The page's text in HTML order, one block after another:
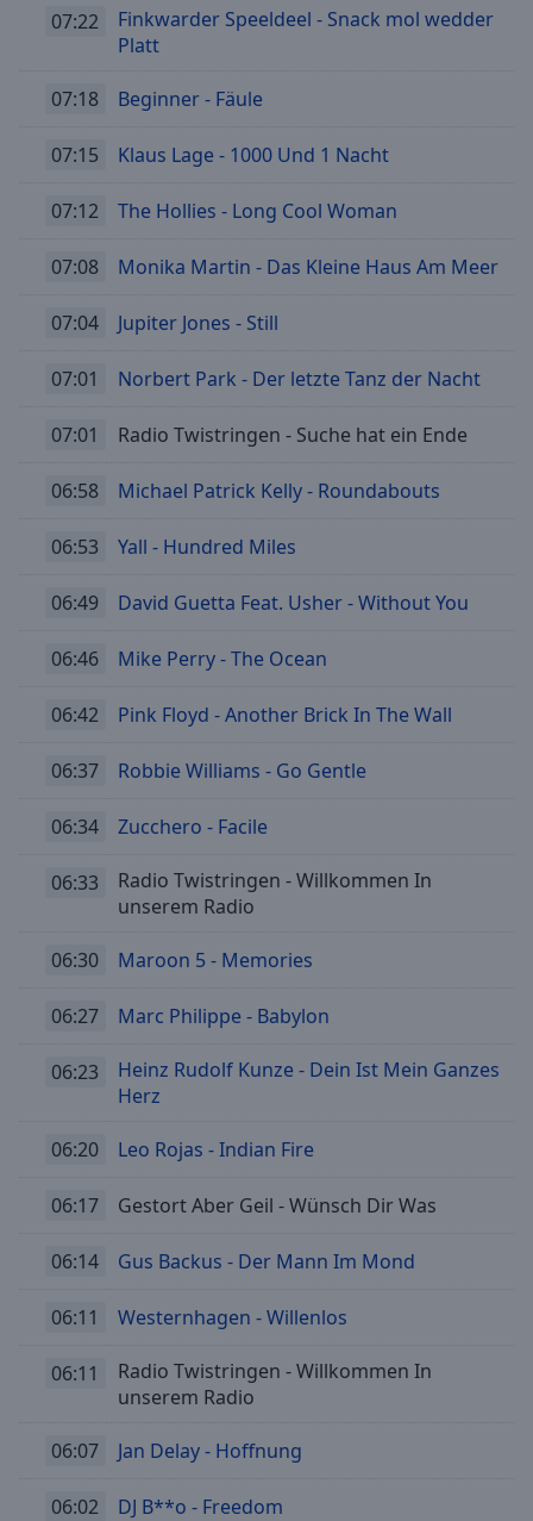
07:22
Finkwarder Speeldeel - Snack mol wedder
Platt
07:18 Beginner - Fäule
07:15 Klaus Lage - 1000 Und 1 Nacht
07:12 The Hollies - Long Cool Woman
07:08 Monika Martin - Das Kleine Haus Am Meer
07:04 Jupiter Jones - Still
07:01 Norbert Park - Der letzte Tanz der Nacht
07:01 Radio Twistringen - Suche hat ein Ende
06:58 Michael Patrick Kelly - Roundabouts
06:53 Yall - Hundred Miles
06:49 David Guetta Feat. Usher - Without You
06:46 Mike Perry - The Ocean
06:42 Pink Floyd - Another Brick In The Wall
06:37 Robbie Williams - Go Gentle
06:34 Zucchero - Facile
06:33
Radio Twistringen - Willkommen In
unserem Radio
06:30 Maroon 5 - Memories
06:27 Marc Philippe - Babylon
06:23
Heinz Rudolf Kunze - Dein Ist Mein Ganzes
Herz
06:20 Leo Rojas - Indian Fire
06:17 Gestort Aber Geil - Wünsch Dir Was
06:14 Gus Backus - Der Mann Im Mond
06:11 Westernhagen - Willenlos
06:11
Radio Twistringen - Willkommen In
unserem Radio
06:07 Jan Delay - Hoffnung
06:02 DJ B**o - Freedom